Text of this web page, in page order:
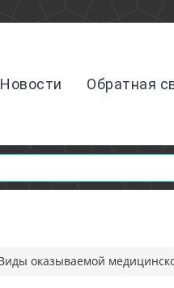
Новости Обратная
оказываемой